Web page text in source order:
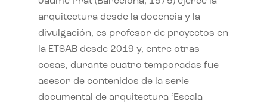
arquitectura desde la docencia y la
divulgación, es profesor de proyectos en
la ETSAB desde 2019 y, entre otras
cosas, durante cuatro temporadas fue
asesor de contenidos de la serie
documental de arquitectura ‘Escala